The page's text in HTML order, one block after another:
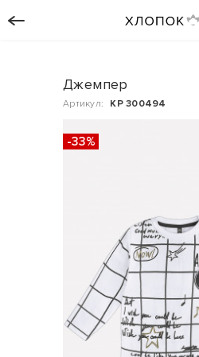
Джемпер
Артикул: КР 300494
-33%